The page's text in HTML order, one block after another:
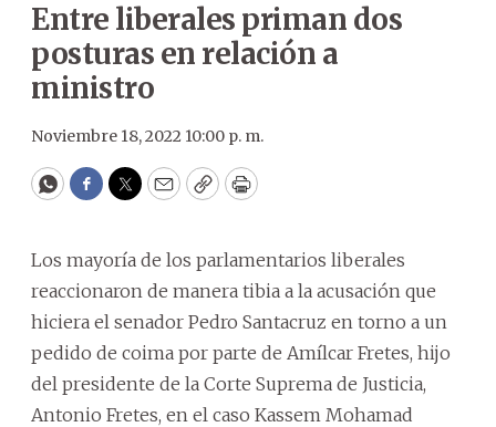
Entre liberales priman dos
posturas en relación a
ministro
Noviembre 18, 2022 10:00 p. m.
WhatsApp
Facebook
Twitter
EmailCopyPrint
Los mayoría de los parlamentarios liberales
reaccionaron de manera tibia a la acusación que
hiciera el senador Pedro Santacruz en torno a un
pedido de coima por parte de Amílcar Fretes, hijo
del presidente de la Corte Suprema de Justicia,
Antonio Fretes, en el caso Kassem Mohamad